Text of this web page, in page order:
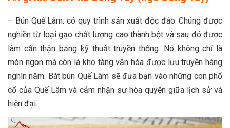
– Bún Quế Lâm: có quy trình sản xuất độc đáo. Chúng được
nghiền từ loại gạo chất lượng cao thành bột và sau đó được
làm cẩn thận bằng kỹ thuật truyền thống. Nó không chỉ là
món ngon mà còn là kho tàng văn hóa được lưu truyền hàng
nghìn năm. Bát bún Quế Lâm sẽ đưa bạn vào những con phố
cổ của Quế Lâm và cảm nhận sự hòa quyện giữa lịch sử và
hiện đại.